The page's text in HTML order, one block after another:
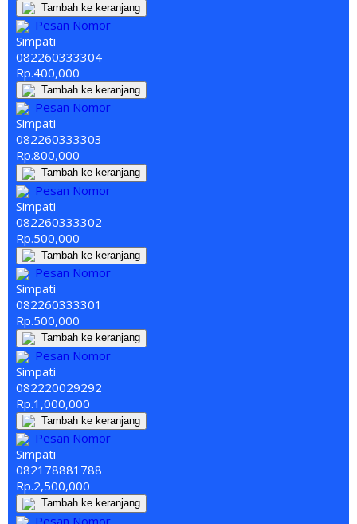
Tambah ke keranjang
Pesan Nomor
Simpati
082260333304
Rp.400,000
Tambah ke keranjang
Pesan Nomor
Simpati
082260333303
Rp.800,000
Tambah ke keranjang
Pesan Nomor
Simpati
082260333302
Rp.500,000
Tambah ke keranjang
Pesan Nomor
Simpati
082260333301
Rp.500,000
Tambah ke keranjang
Pesan Nomor
Simpati
082220029292
Rp.1,000,000
Tambah ke keranjang
Pesan Nomor
Simpati
082178881788
Rp.2,500,000
Tambah ke keranjang
Pesan Nomor